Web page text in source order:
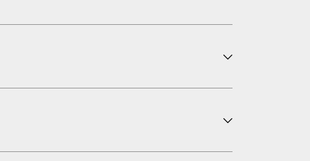
oder per E-Mail zur
benötigen eine längere